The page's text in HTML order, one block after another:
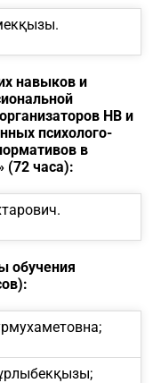
навыков и
НВ и
психолого-
в
(72 часа):
обучения